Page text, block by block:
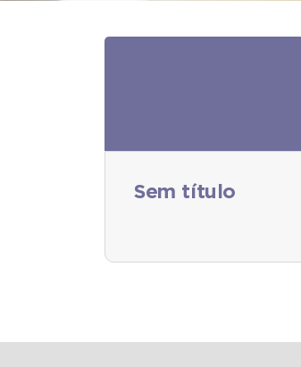
Sem título